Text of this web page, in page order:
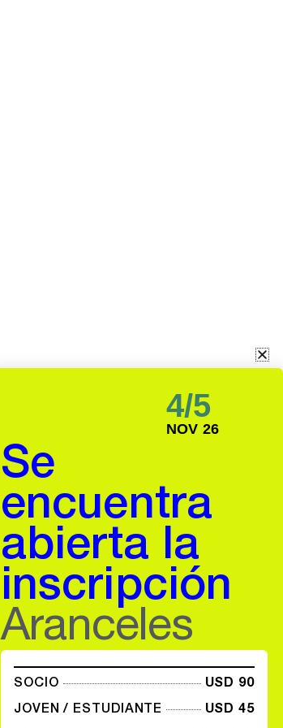
4/5
NOV 26
Se
encuentra
abierta la
inscripción
Aranceles
SOCIO
USD 90
JOVEN / ESTUDIANTE
USD 45